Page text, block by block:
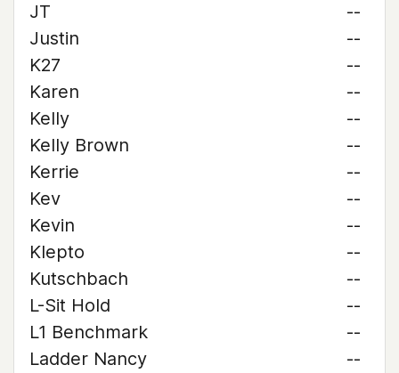
JT
--
Justin
--
K27
--
Karen
--
Kelly
--
Kelly Brown
--
Kerrie
--
Kev
--
Kevin
--
Klepto
--
Kutschbach
--
L-Sit Hold
--
L1 Benchmark
--
Ladder Nancy
--